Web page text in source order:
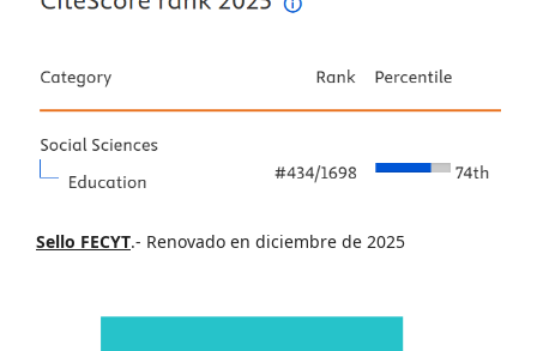
Sello FECYT.- Renovado en diciembre de 2025